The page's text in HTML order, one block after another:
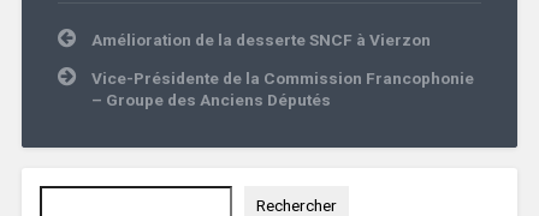
Navigation
de
l’article
Amélioration de la desserte SNCF à Vierzon
Vice-Présidente de la Commission Francophonie
– Groupe des Anciens Députés
Rechercher
Rechercher